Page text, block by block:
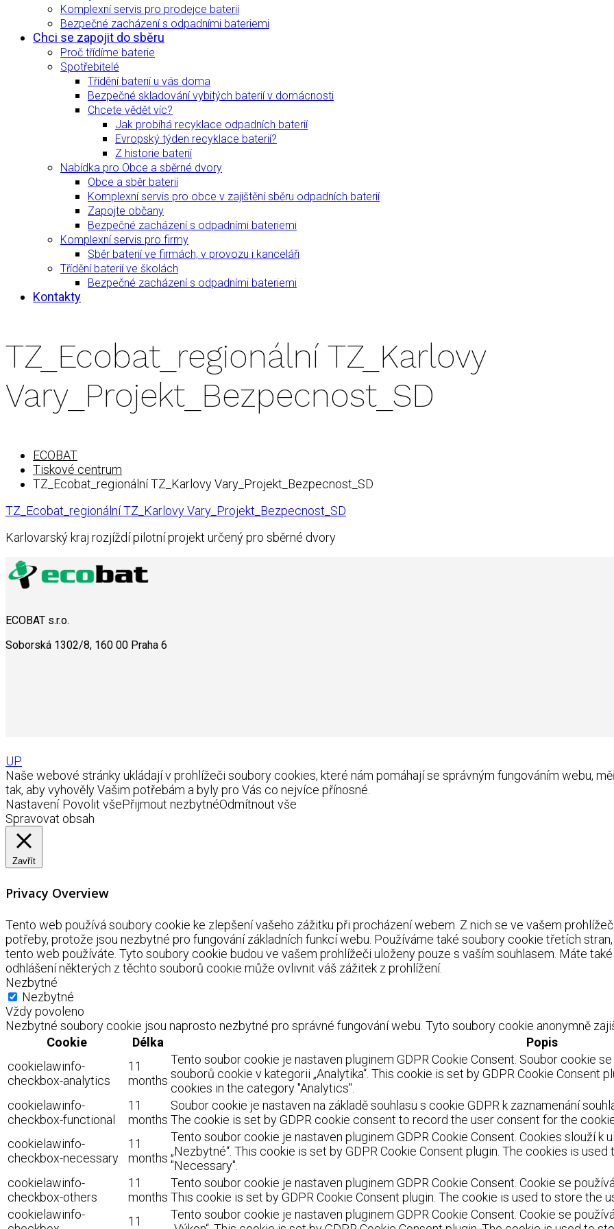
Komplexní servis pro prodejce baterií
Bezpečné zacházení s odpadními bateriemi
Chci se zapojit do sběru
Proč třídíme baterie
Spotřebitelé
Třídění baterií u vás doma
Bezpečné skladování vybitých baterií v domácnosti
Chcete vědět víc?
Jak probíhá recyklace odpadních baterií
Evropský týden recyklace baterií?
Z historie baterií
Nabídka pro Obce a sběrné dvory
Obce a sběr baterií
Komplexní servis pro obce v zajištění sběru odpadních baterií
Zapojte občany
Bezpečné zacházení s odpadními bateriemi
Komplexní servis pro firmy
Sběr baterií ve firmách, v provozu i kanceláři
Třídění baterií ve školách
Bezpečné zacházení s odpadními bateriemi
Kontakty
TZ_Ecobat_regionální TZ_Karlovy
Vary_Projekt_Bezpecnost_SD
ECOBAT
Tiskové centrum
TZ_Ecobat_regionální TZ_Karlovy Vary_Projekt_Bezpecnost_SD
TZ_Ecobat_regionální TZ_Karlovy Vary_Projekt_Bezpecnost_SD
Karlovarský kraj rozjíždí pilotní projekt určený pro sběrné dvory
ECOBAT s.r.o.
Soborská 1302/8, 160 00 Praha 6
UP
Naše webové stránky ukládají v prohlížeči soubory cookies, které nám pomáhají se správným fungováním webu,
tak, aby vyhověly Vašim potřebám a byly pro Vás co nejvíce přínosné.
Nastavení Povolit všePřijmout nezbytnéOdmítnout vše
Spravovat obsah
Zavřít
Privacy Overview
Tento web používá soubory cookie ke zlepšení vašeho zážitku při procházení webem. Z nich se ve vašem
potřeby, protože jsou nezbytné pro fungování základních funkcí webu. Používáme také soubory cookie třetích
tento web používáte. Tyto soubory cookie budou ve vašem prohlížeči uloženy pouze s vaším souhlasem. Máte
odhlášení některých z těchto souborů cookie může ovlivnit váš zážitek z prohlížení.
Nezbytné
Nezbytné
Vždy povoleno
Nezbytné soubory cookie jsou naprosto nezbytné pro správné fungování webu. Tyto soubory cookie anonymně
Cookie
Délka
Popis
cookielawinfo-
checkbox-analytics
11
months
Tento soubor cookie je nastaven pluginem GDPR Cookie Consent. Soubor cookie
souborů cookie v kategorii „Analytika“. This cookie is set by GDPR Cookie
cookies in the category "Analytics".
cookielawinfo-
checkbox-functional
11
months
Soubor cookie je nastaven na základě souhlasu s cookie GDPR k zaznamenání
The cookie is set by GDPR cookie consent to record the user consent for the
cookielawinfo-
checkbox-necessary
11
months
Tento soubor cookie je nastaven pluginem GDPR Cookie Consent. Cookies slouží
„Nezbytné“. This cookie is set by GDPR Cookie Consent plugin. The cookies is
"Necessary".
cookielawinfo-
checkbox-others
11
months
Tento soubor cookie je nastaven pluginem GDPR Cookie Consent. Cookie se
This cookie is set by GDPR Cookie Consent plugin. The cookie is used to store the
cookielawinfo-
11
Tento soubor cookie je nastaven pluginem GDPR Cookie Consent. Cookie se